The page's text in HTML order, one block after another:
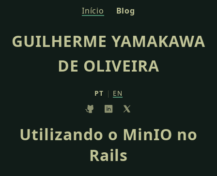
Início Blog
GUILHERME YAMAKAWA
DE OLIVEIRA
PT | EN
Utilizando o MinIO no
Rails